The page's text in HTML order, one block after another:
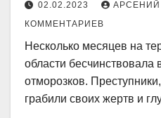
02.02.2023
КОММЕНТАРИЕВ
Несколько месяцев на
области бесчинствовала
отморозков.
грабили своих жертв и